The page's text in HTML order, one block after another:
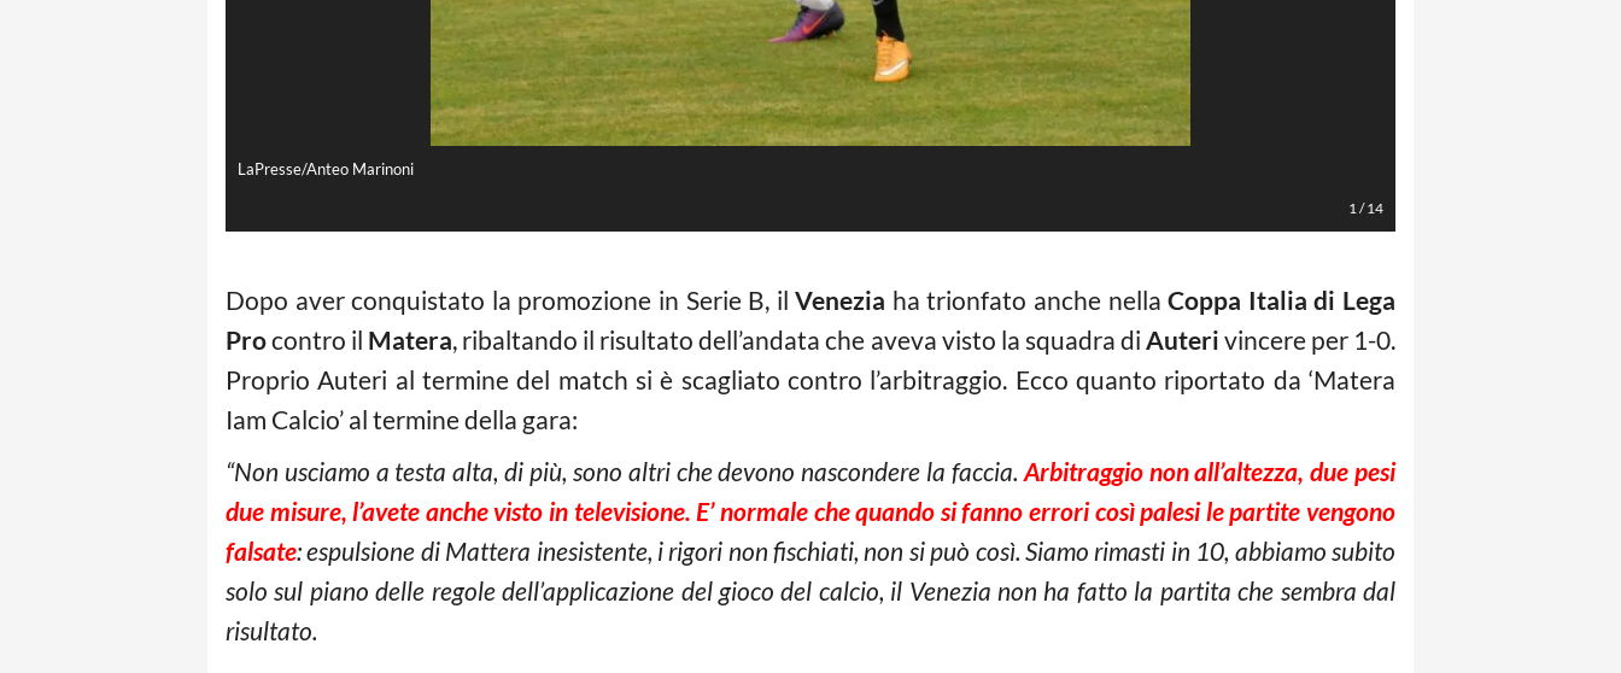
LaPresse/Anteo Marinoni
1/14
Dopo aver conquistato la promozione in Serie B, ilVenezia ha trionfato anche nellaCoppa Italia di Lega
Procontro il Matera, ribaltando il risultato dell’andata che aveva visto la squadra di Auteri vincere per 1-0.
Proprio Auteri al termine del match si è scagliato contro l’arbitraggio. Ecco quanto riportato da ‘Matera
Iam Calcio’ al termine della gara:
“Non usciamo a testa alta, di più, sono altri che devono nascondere la faccia. Arbitraggio non all’altezza, due pesi
due misure, l’avete anche visto in televisione. E’ normale che quando si fanno errori così palesi le partite vengono
falsate: espulsione di Mattera inesistente, i rigori non fischiati, non si può così. Siamo rimasti in 10, abbiamo subito
solo sul piano delle regole dell’applicazione del gioco del calcio, il Venezia non ha fatto la partita che sembra dal
risultato.